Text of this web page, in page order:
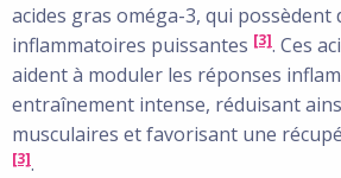
acides gras oméga-3, qui
inflammatoires puissantes [3]. Ces
aident à moduler les réponses
entraînement intense, réduisant
musculaires et favorisant une
[3].